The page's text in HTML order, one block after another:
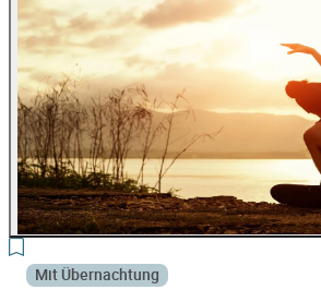
Mit Übernachtung